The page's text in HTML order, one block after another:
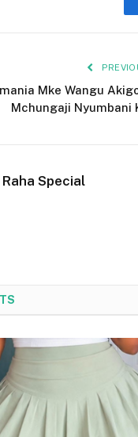
Mke Wangu
Mchungaji Nyumbani
Raha Special